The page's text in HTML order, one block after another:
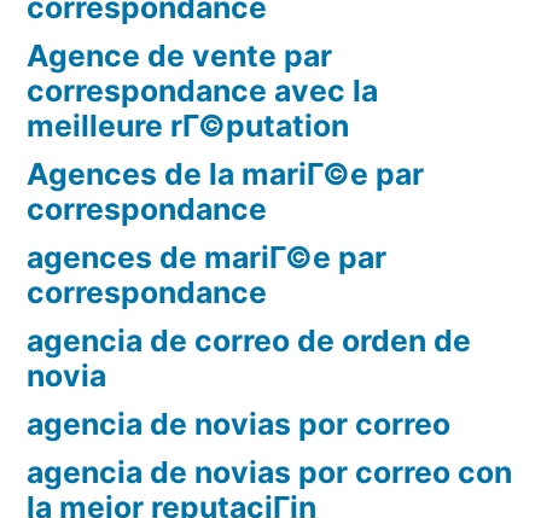
correspondance
Agence de vente par
correspondance avec la
meilleure rГ©putation
Agences de la mariГ©e par
correspondance
agences de mariГ©e par
correspondance
agencia de correo de orden de
novia
agencia de novias por correo
agencia de novias por correo con
la mejor reputaciГіn